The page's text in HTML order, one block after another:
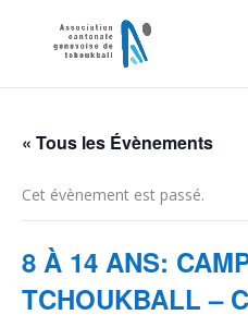
« Tous les Évènements
Cet évènement est passé.
8 À 14 ANS:
TCHOUKBALL –